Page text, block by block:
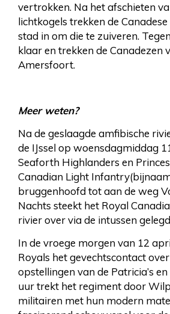
vertrokken. Na het afschieten
lichtkogels trekken de Canadese
stad in om die te zuiveren.
klaar en trekken de Canadezen
Amersfoort.
Meer weten?
Na de geslaagde amfibische
de IJssel op woensdagmiddag
Seaforth Highlanders en
Canadian Light Infantry(bijnaam
bruggenhoofd tot aan de weg
Nachts steekt het Royal
rivier over via de intussen
In de vroege morgen van 12
Royals het gevechtscontact
opstellingen van de Patricia’s
uur trekt het regiment door
militairen met hun modern